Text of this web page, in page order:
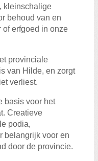
kleinschalige
behoud van en
of erfgoed in onze
provinciale
van Hilde, en zorgt
verliest.
basis voor het
Creatieve
podia,
belangrijk voor en
door de provincie.